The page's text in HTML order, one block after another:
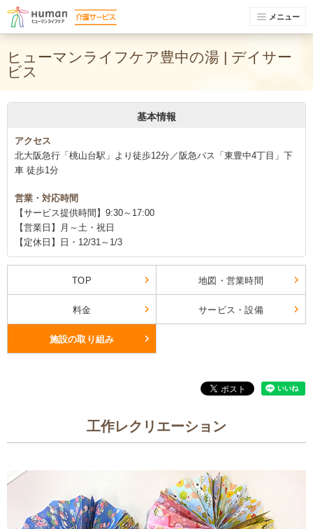
メニュー
ヒューマンライフケア豊中の湯 | デイサー
ビス
基本情報
アクセス
北大阪急行「桃山台駅」より徒歩12分／阪急バス「東豊中4丁目」下
車 徒歩1分
営業・対応時間
【サービス提供時間】9:30～17:00
【営業日】月～土・祝日
【定休日】日・12/31～1/3
TOP 地図・営業時間
料金 サービス・設備
施設の取り組み
工作レクリエーション